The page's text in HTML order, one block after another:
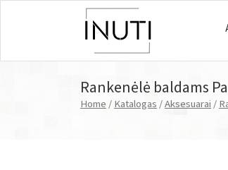
Main Navigation
Rankenėlė baldams
Home/Katalogas/Aksesuarai/